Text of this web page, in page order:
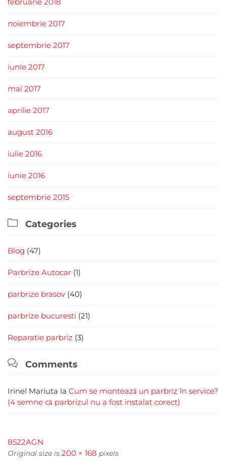
noiembrie 2017
septembrie 2017
iunie 2017
mai 2017
aprilie 2017
august 2016
iulie 2016
iunie 2016
septembrie 2015
 Categories
Blog (47)
Parbrize Autocar (1)
parbrize brasov (40)
parbrize bucuresti (21)
Reparatie parbriz (3)
 Comments
Irinel Mariuta la Cum se montează un parbriz în service?
(4 semne că parbrizul nu a fost instalat corect)
8522AGN
Original size is 200 × 168 pixels